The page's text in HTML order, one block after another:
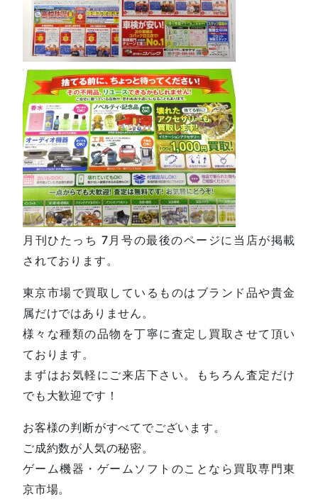
月刊ひたっち 7月号の最後のページに当店が掲載
されております。
東京市場で買取しているものはブランド品や貴金
属だけではありません。
様々な種類の品物を丁寧に査定し買取させて頂い
ております。
まずはお気軽にご来店下さい。もちろん査定だけ
でも大歓迎です！
お客様の判断がすべてでございます。
ご成約数が人気の秘密。
ゲーム機器・ゲームソフトのことなら買取専門東
京市場。